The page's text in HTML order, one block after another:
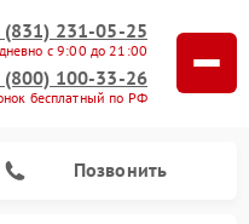
(831) 231-05-25
с 9:00 до 21:00
(800) 100-33-26
бесплатный по РФ
Позвонить